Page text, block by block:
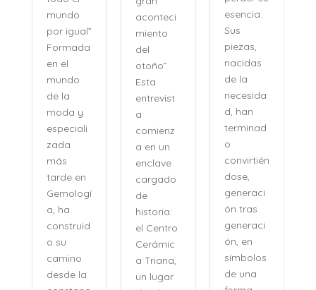
mundo
por igual”
Formada
en el
mundo
de la
moda y
especiali
zada
más
tarde en
Gemologí
a, ha
construid
o su
camino
desde la
aconteci
miento
del
otoño”
Esta
entrevist
a
comienz
a en un
enclave
cargado
de
historia:
el Centro
Cerámic
a Triana,
un lugar
esencia.
Sus
piezas,
nacidas
de la
necesida
d, han
terminad
o
convirtién
dose,
generaci
ón tras
generaci
ón, en
símbolos
de una